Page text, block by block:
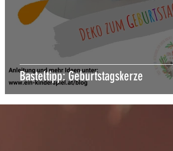
Basteltipp: Geburtstagskerze